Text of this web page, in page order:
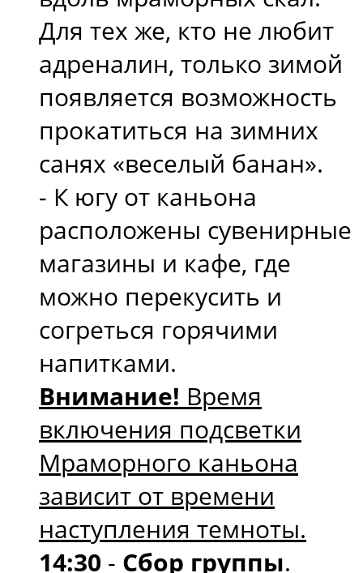
Для тех же, кто не любит
адреналин, только зимой
появляется возможность
прокатиться на зимних
санях «веселый банан».
- К югу от каньона
расположены сувенирные
магазины и кафе, где
можно перекусить и
согреться горячими
напитками.
Внимание! Время
включения подсветки
Мраморного каньона
зависит от времени
наступления темноты.
14:30 - Сбор группы.